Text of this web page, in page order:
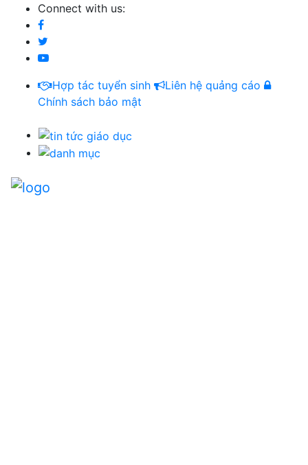
Connect with us:
Hợp tác tuyển sinh
Liên hệ quảng cáo
Chính sách bảo mật